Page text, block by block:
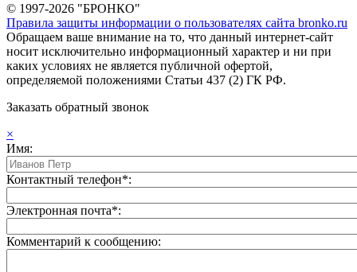
© 1997-2026 "БРОНКО"
Правила защиты информации о пользователях сайта bronko.ru
Обращаем ваше внимание на то, что данный интернет-сайт
носит исключительно информационный характер и ни при
каких условиях не является публичной офертой,
определяемой положениями Статьи 437 (2) ГК РФ.
Заказать обратный звонок
×
Имя:
Контактный телефон*:
Электронная почта*:
Комментарий к сообщению: